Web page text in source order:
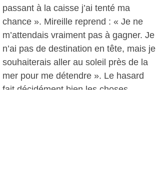
passant à la caisse j’ai tenté ma
chance ». Mireille reprend : « Je ne
m’attendais vraiment pas à gagner. Je
n’ai pas de destination en tête, mais je
souhaiterais aller au soleil près de la
mer pour me détendre ». Le hasard
fait décidément bien les choses.